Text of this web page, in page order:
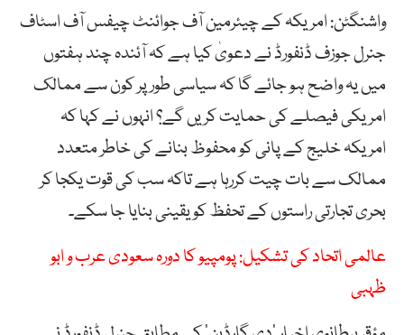
واشنگٹن: امریکہ کے چیئرمین آف جوائنٹ چیفس آف اسٹاف
جنرل جوزف ڈنفورڈ نے دعویٰ کیا ہے کہ آئندہ چند ہفتوں
میں یہ واضح ہو جائے گا کہ سیاسی طور پر کون سے ممالک
امریکی فیصلے کی حمایت کریں گے؟ انہوں نے کہا کہ
امریکہ خلیج کے پانی کو محفوظ بنانے کی خاطر متعدد
ممالک سے بات چیت کررہا ہے تاکہ سب کی قوت یکجا کر
بحری تجارتی راستوں کے تحفظ کو یقینی بنایا جا سکے۔
عالمی اتحاد کی تشکیل: پومپیو کا دورہ سعودی عرب و ابو
ظہبی